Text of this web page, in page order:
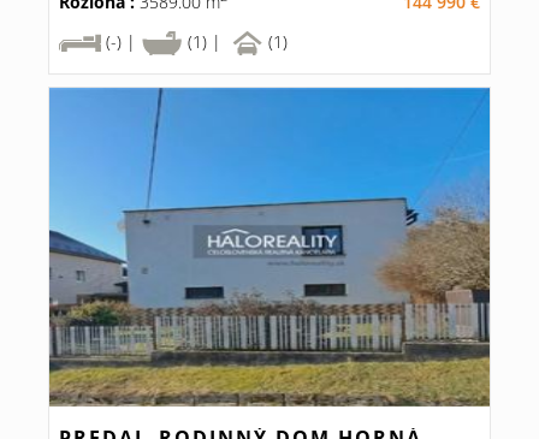
(-) |
(1) | (1)